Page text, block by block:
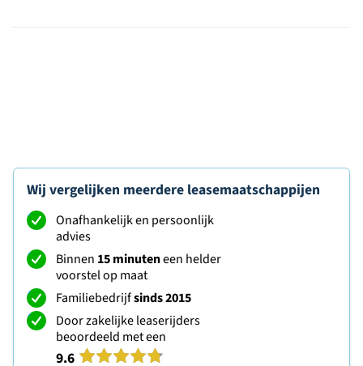
Wij vergelijken meerdere leasemaatschappijen
Onafhankelijk en persoonlijk
advies
Binnen 15 minuteneen helder
voorstel op maat
Familiebedrijfsinds 2015
Door zakelijke leaserijders
beoordeeld met een
9.6